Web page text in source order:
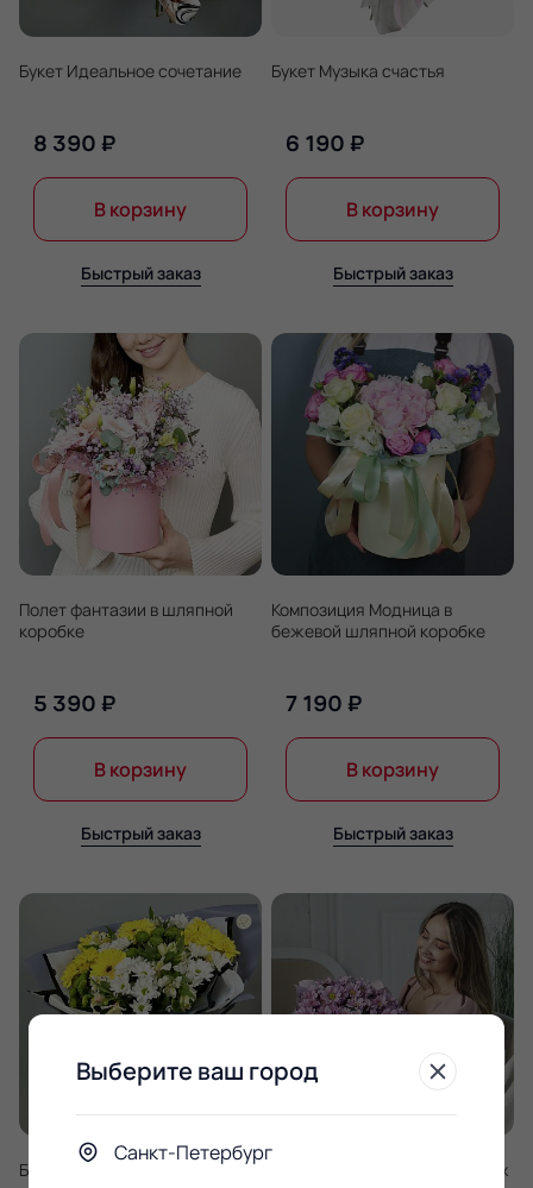
Букет Идеальное сочетание
8 390 ₽
В корзину
Быстрый заказ
Букет Музыка счастья
6 190 ₽
В корзину
Быстрый заказ
Полет фантазии в шляпной
коробке
5 390 ₽
В корзину
Быстрый заказ
Композиция Модница в
бежевой шляпной коробке
7 190 ₽
В корзину
Быстрый заказ
Букет Эхо весны
Букет 11 розовых ромашковых
Выберите ваш город
Санкт-Петербург